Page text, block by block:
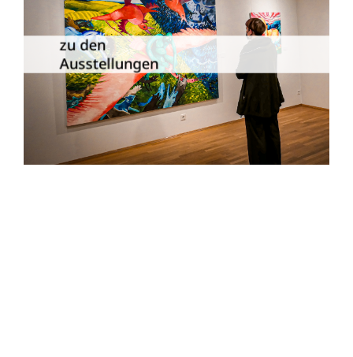
zu den
Ausstellungen
Die Dauer­ausstellungen in Meiningen
und Umgebung als Übersicht.
zu den Ausstellungen